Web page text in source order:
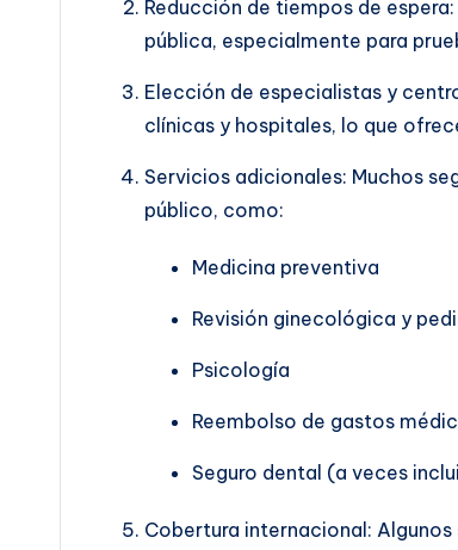
Reducción de tiempos de
pública, especialmente para
Elección de especialistas y
clínicas y hospitales, lo que
Servicios adicionales: Muchos
público, como:
Medicina preventiva
Revisión ginecológica y
Psicología
Reembolso de gastos
Seguro dental (a veces
Cobertura internacional: